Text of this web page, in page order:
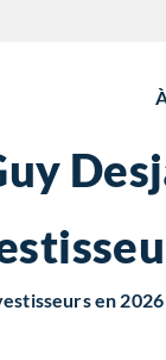
en 2026